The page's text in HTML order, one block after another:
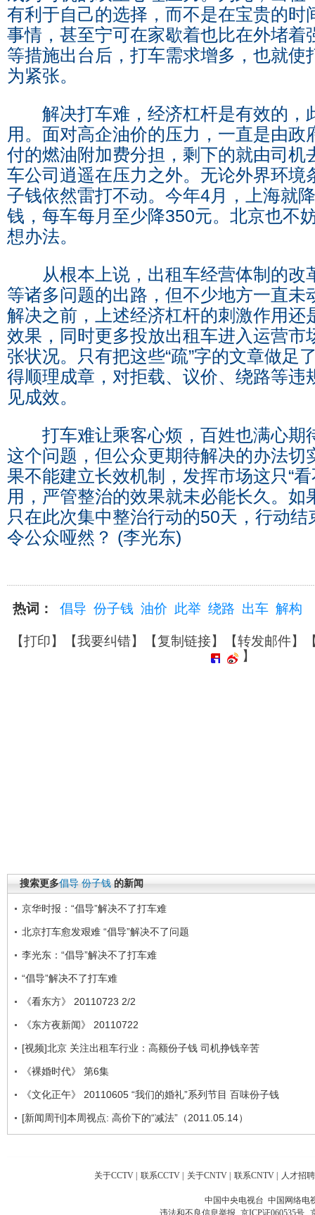
有利于自己的选择，而不是在宝贵的时
事情，甚至宁可在家歇着也比在外堵着
等措施出台后，打车需求增多，也就使
为紧张。
解决打车难，经济杠杆是有效的，
用。面对高企油价的压力，一直是由政
付的燃油附加费分担，剩下的就由司机
车公司逍遥在压力之外。无论外界环境
子钱依然雷打不动。今年4月，上海就
钱，每车每月至少降350元。北京也不
想办法。
从根本上说，出租车经营体制的改
等诸多问题的出路，但不少地方一直未
解决之前，上述经济杠杆的刺激作用还
效果，同时更多投放出租车进入运营市
张状况。只有把这些“疏”字的文章做足
得顺理成章，对拒载、议价、绕路等违
见成效。
打车难让乘客心烦，百姓也满心期
这个问题，但公众更期待解决的办法切
果不能建立长效机制，发挥市场这只“
用，严管整治的效果就未必能长久。如
只在此次集中整治行动的50天，行动
令公众哑然？ (李光东)
热词： 倡导 份子钱 油价 此举 绕路 出车 解构
【打印】【我要纠错】【复制链接】【转发邮件】
】
搜索更多倡导 份子钱 的新闻
京华时报：“倡导”解决不了打车难
北京打车愈发艰难 “倡导”解决不了问题
李光东：“倡导”解决不了打车难
“倡导”解决不了打车难
《看东方》 20110723 2/2
《东方夜新闻》 20110722
[视频]北京 关注出租车行业：高额份子钱 司机挣钱辛苦
《裸婚时代》 第6集
《文化正午》 20110605 “我们的婚礼”系列节目 百味份子钱
[新闻周刊]本周视点: 高价下的“减法”（2011.05.14）
关于CCTV | 联系CCTV | 关于CNTV | 联系CNTV | 人才招聘
中国中央电视台 中国网络电
违法和不良信息举报 京ICP证060535号